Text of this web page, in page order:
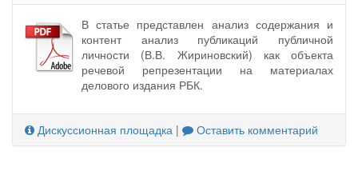
В статье представлен анализ содержания и
контент анализ публикаций публичной
личности (В.В. Жириновский) как объекта
речевой репрезентации на материалах
делового издания РБК.
Дискуссионная площадка | Оставить комментарий